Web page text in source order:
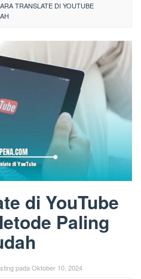
TRANSLATE DI YOUTUBE
di YouTube
Paling
pada Oktober 10, 2024